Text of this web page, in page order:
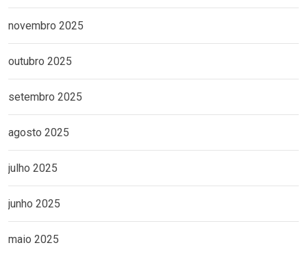
novembro 2025
outubro 2025
setembro 2025
agosto 2025
julho 2025
junho 2025
maio 2025